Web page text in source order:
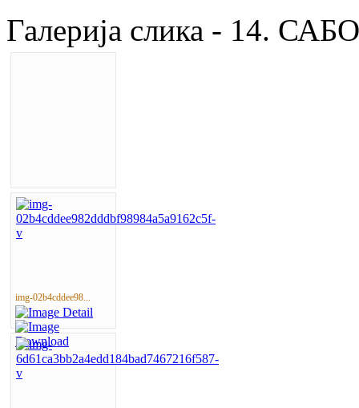
Галерија слика - 14.
img-02b4cddee98...